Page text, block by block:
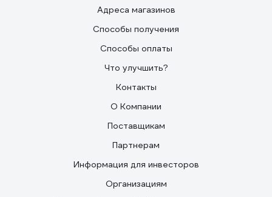
Адреса магазинов
Способы получения
Способы оплаты
Что улучшить?
Контакты
О Компании
Поставщикам
Партнерам
Информация для инвесторов
Организациям